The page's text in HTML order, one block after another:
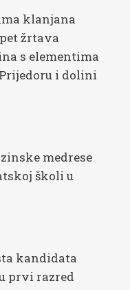
klanjana
žrtava
s elementima
i dolini
medrese
školi u
kandidata
prvi razred